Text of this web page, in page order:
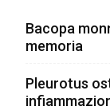
Bacopa
memoria
Pleurotus